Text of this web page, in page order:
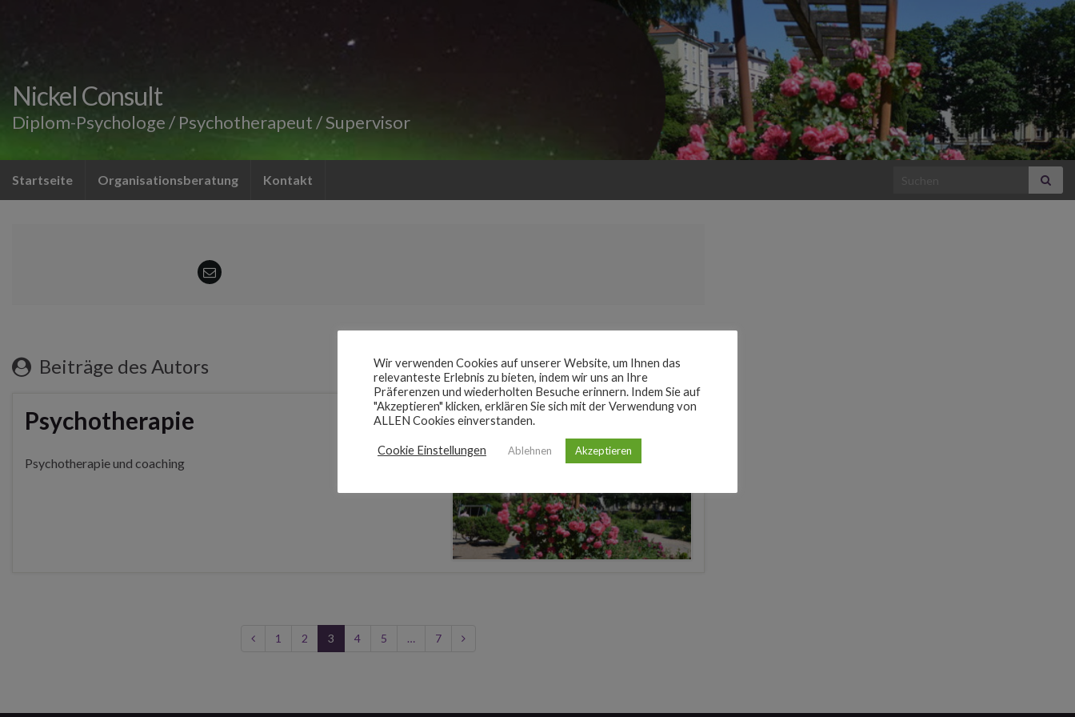
Nickel Consult
Diplom-Psychologe / Psychotherapeut / Supervisor
Startseite Organisationsberatung Kontakt
Beiträge des Autors
Psychotherapie
Psychotherapie und coaching
1 2 3 4 5 … 7
Wir verwenden Cookies auf unserer Website, um Ihnen das
relevanteste Erlebnis zu bieten, indem wir uns an Ihre
Präferenzen und wiederholten Besuche erinnern. Indem Sie auf
"Akzeptieren" klicken, erklären Sie sich mit der Verwendung von
ALLEN Cookies einverstanden.
Cookie Einstellungen Ablehnen Akzeptieren